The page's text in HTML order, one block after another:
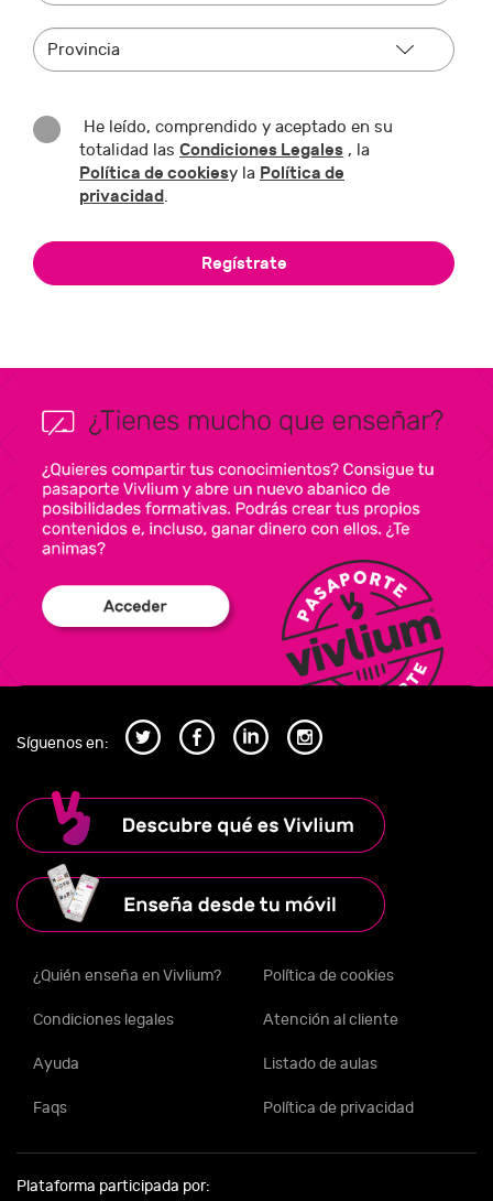
He leído, comprendido y aceptado en su
totalidad las Condiciones Legales , la
Política de cookiesy la Política de
privacidad.
Síguenos en:
¿Quién enseña en Vivlium? Política de cookies
Condiciones legales Atención al cliente
Ayuda Listado de aulas
Faqs Política de privacidad
Plataforma participada por: